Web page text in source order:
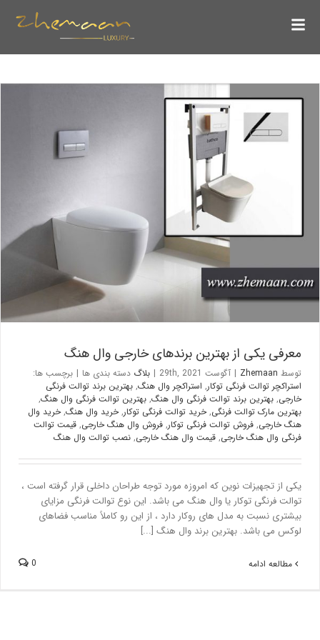
معرفی یکی از بهترین برندهای خارجی وال هنگ
بلاگ
معرفی یکی از بهترین برندهای خارجی وال هنگ
توسطZhemaan
| آگوست 29th, 2021 | بلاگدسته بندی ها
برچسب ها:
استراکچر توالت فرنگی توکار,استراکچر وال هنگ,بهترین برند توالت فرنگی
خارجی,بهترین برند توالت فرنگی وال هنگ,بهترین توالت فرنگی وال هنگ,
بهترین مارک توالت فرنگی,خرید توالت فرنگی توکار,خرید وال هنگ,خرید وال
هنگ خارجی,فروش توالت فرنگی توکار,فروش وال هنگ خارجی,قیمت توالت
فرنگی وال هنگ خارجی,قیمت وال هنگ خارجی,نصب توالت وال هنگ
یکی از تجهیزات نوین که امروزه مورد توجه طراحان داخلی قرار گرفته است ،
توالت فرنگی توکار یا وال هنگ می باشد. این نوع توالت فرنگی مزایای
بیشتری نسبت به مدل های روکار دارد ، از این رو کاملاً مناسب فضاهای
لوکس می باشد. بهترین برند وال هنگ [...]
مطالعه ادامه